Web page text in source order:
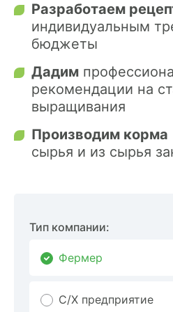
Разработаем
индивидуальным
бюджеты
Дадим
рекомендации на
выращивания
Производим корма
сырья и из сырья
Тип компании:
Фермер
С/Х предприятие
ПРАЙС-
КАЛЬКУЛЯТОР